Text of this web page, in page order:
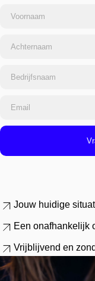
Jouw huidige
Een onafhankelijk
Vrijblijvend en